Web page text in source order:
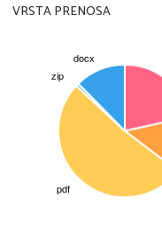
VRSTA PRENOSA